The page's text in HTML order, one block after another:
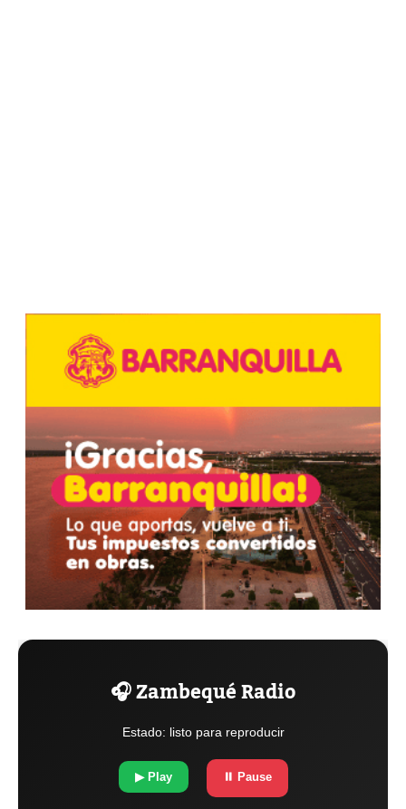
🎧 Zambequé Radio
Estado: listo para reproducir
▶ Play ⏸ Pause